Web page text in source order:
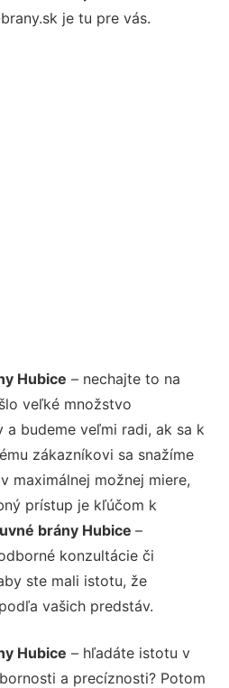
je tu pre vás.
Hubice – nechajte to na
veľké množstvo
budeme veľmi radi, ak sa k
zákazníkovi sa snažíme
maximálnej možnej miere,
prístup je kľúčom k
brány Hubice –
konzultácie či
ste mali istotu, že
vašich predstáv.
Hubice – hľadáte istotu v
a precíznosti? Potom